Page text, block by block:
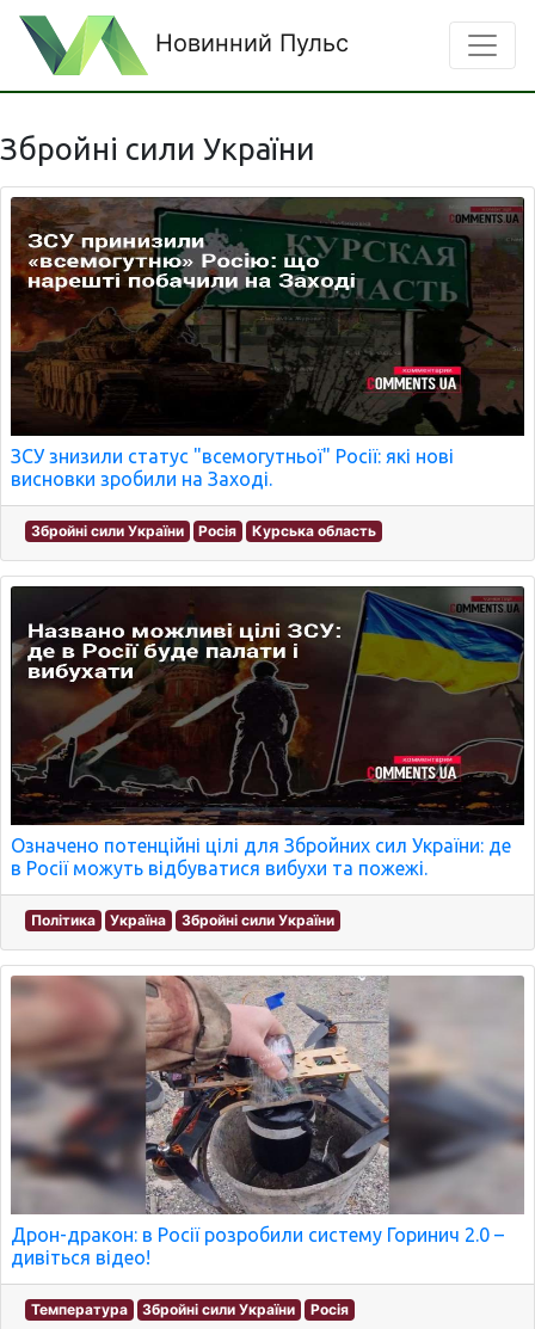
Новинний Пульс
Збройні сили України
ЗСУ знизили статус "всемогутньої" Росії: які нові
висновки зробили на Заході.
Збройні сили України Росія Курська область
Означено потенційні цілі для Збройних сил України: де
в Росії можуть відбуватися вибухи та пожежі.
Політика Україна Збройні сили України
Дрон-дракон: в Росії розробили систему Горинич 2.0 –
дивіться відео!
Температура Збройні сили України Росія